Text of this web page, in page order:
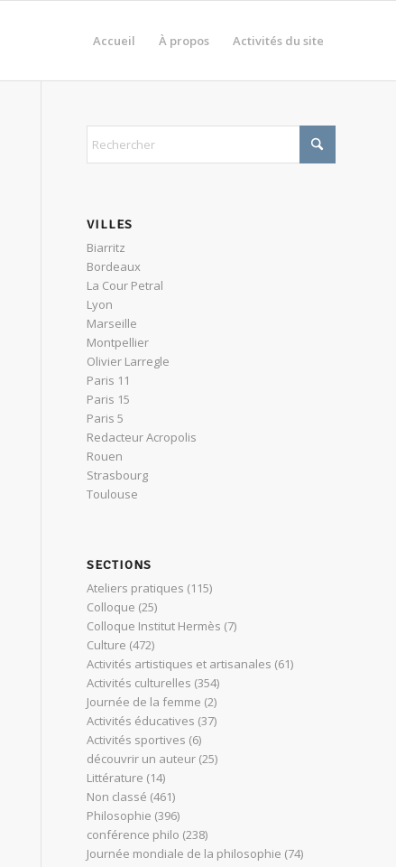
Accueil À propos Activités du site
VILLES
Biarritz
Bordeaux
La Cour Petral
Lyon
Marseille
Montpellier
Olivier Larregle
Paris 11
Paris 15
Paris 5
Redacteur Acropolis
Rouen
Strasbourg
Toulouse
SECTIONS
Ateliers pratiques (115)
Colloque (25)
Colloque Institut Hermès (7)
Culture (472)
Activités artistiques et artisanales (61)
Activités culturelles (354)
Journée de la femme (2)
Activités éducatives (37)
Activités sportives (6)
découvrir un auteur (25)
Littérature (14)
Non classé (461)
Philosophie (396)
conférence philo (238)
Journée mondiale de la philosophie (74)